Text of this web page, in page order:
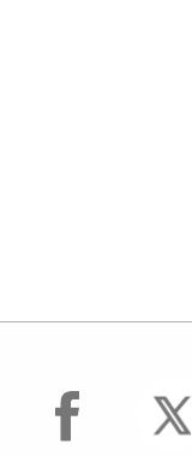
facebook